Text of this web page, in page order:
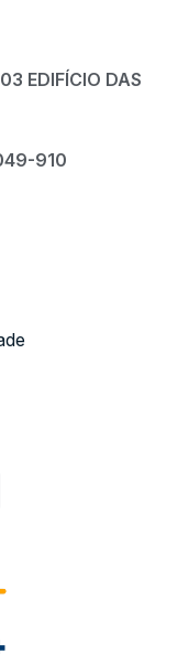
EDIFÍCIO DAS
910